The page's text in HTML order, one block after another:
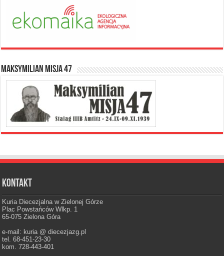
Maksymilian Misja 47
Kontakt
Kuria Diecezjalna w Zielonej Górze
Plac Powstańców Wlkp. 1
65-075 Zielona Góra
e-mail: kuria @ diecezjazg.pl
tel. 68-451-23-30
kom. 728-443-401